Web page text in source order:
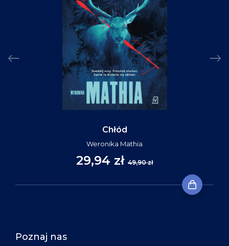
Chłód
Weronika Mathia
29,94 zł 49,90 zł
Poznaj nas